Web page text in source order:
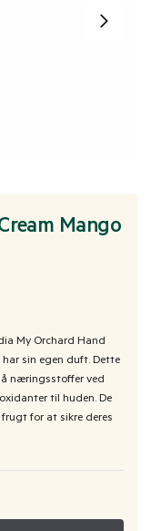
Mango
My Orchard Hand
sin egen duft. Dette
næringsstoffer ved
til huden. De
for at sikre deres